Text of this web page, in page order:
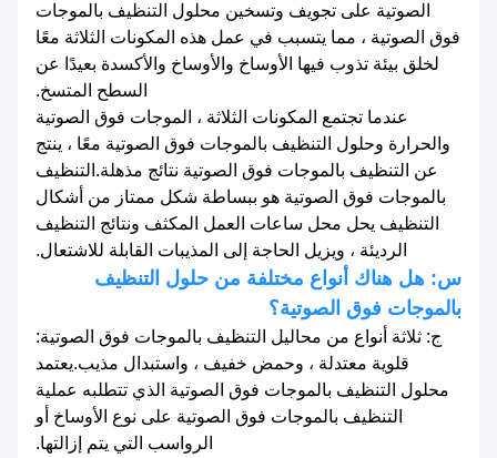
الصوتية على تجويف وتسخين محلول التنظيف بالموجات
فوق الصوتية ، مما يتسبب في عمل هذه المكونات الثلاثة معًا
لخلق بيئة تذوب فيها الأوساخ والأوساخ والأكسدة بعيدًا عن
السطح المتسخ.
عندما تجتمع المكونات الثلاثة ، الموجات فوق الصوتية
والحرارة وحلول التنظيف بالموجات فوق الصوتية معًا ، ينتج
عن التنظيف بالموجات فوق الصوتية نتائج مذهلة.التنظيف
بالموجات فوق الصوتية هو ببساطة شكل ممتاز من أشكال
التنظيف يحل محل ساعات العمل المكثف ونتائج التنظيف
الرديئة ، ويزيل الحاجة إلى المذيبات القابلة للاشتعال.
س: هل هناك أنواع مختلفة من حلول التنظيف
بالموجات فوق الصوتية؟
ج: ثلاثة أنواع من محاليل التنظيف بالموجات فوق الصوتية:
قلوية معتدلة ، وحمض خفيف ، واستبدال مذيب.يعتمد
محلول التنظيف بالموجات فوق الصوتية الذي تتطلبه عملية
التنظيف بالموجات فوق الصوتية على نوع الأوساخ أو
الرواسب التي يتم إزالتها.